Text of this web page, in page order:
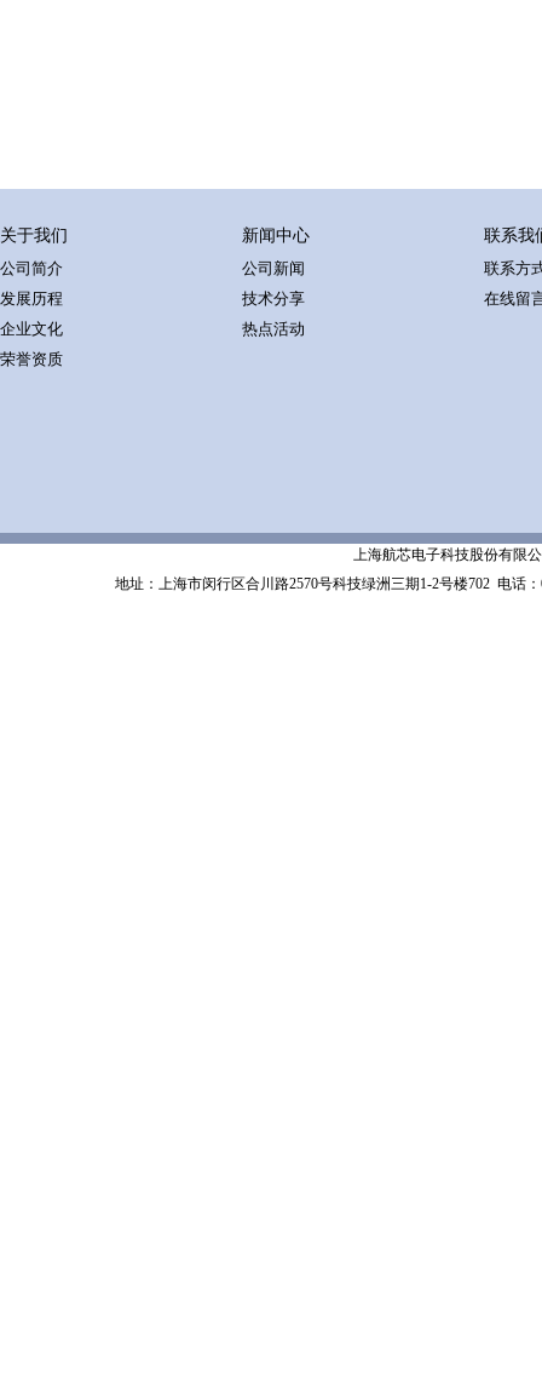
关于我们
公司简介
发展历程
企业文化
荣誉资质
新闻中心
公司新闻
技术分享
热点活动
联系我
联系方
在线留
上海航芯电子科技股份有限公
地址：上海市闵行区合川路2570号科技绿洲三期1-2号楼702 电话